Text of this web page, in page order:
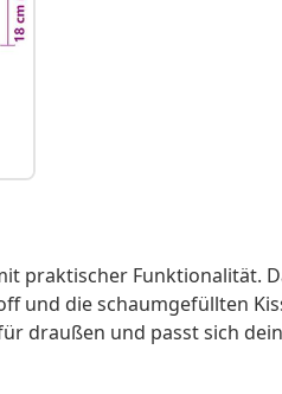
praktischer Funktionalität.
und die schaumgefüllten
draußen und passt sich